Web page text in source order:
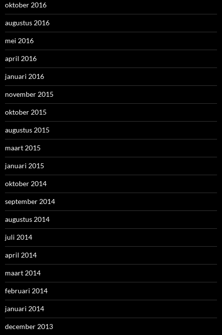
oktober 2016
augustus 2016
mei 2016
april 2016
januari 2016
november 2015
oktober 2015
augustus 2015
maart 2015
januari 2015
oktober 2014
september 2014
augustus 2014
juli 2014
april 2014
maart 2014
februari 2014
januari 2014
december 2013